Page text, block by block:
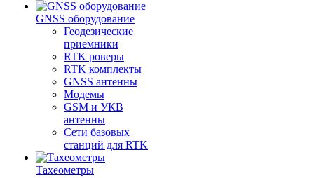
GNSS оборудование
Геодезические
приемники
RTK роверы
RTK комплекты
GNSS антенны
Модемы
GSM и УКВ
антенны
Сети базовых
станций для RTK
Тахеометры